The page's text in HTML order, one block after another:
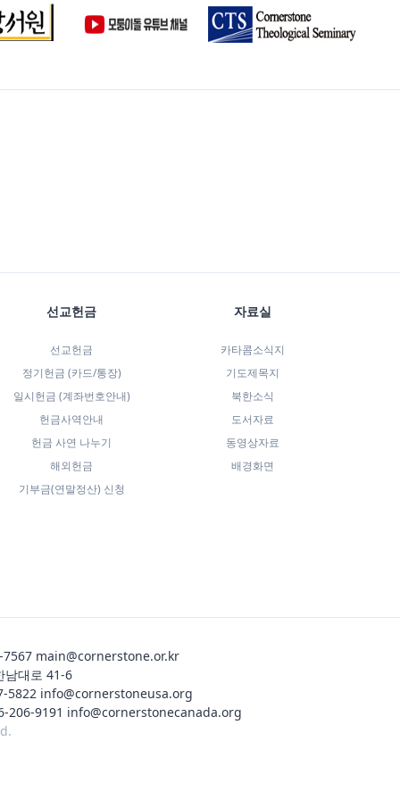
선교헌금
선교헌금
정기헌금 (카드/통장)
일시헌금 (계좌번호안내)
헌금사역안내
헌금 사연 나누기
해외헌금
기부금(연말정산) 신청
자료실
카타콤소식지
기도제목지
북한소식
도서자료
동영상자료
배경화면
main@cornerstone.or.kr
남대로 41-6
5822 info@cornerstoneusa.org
206-9191 info@cornerstonecanada.org